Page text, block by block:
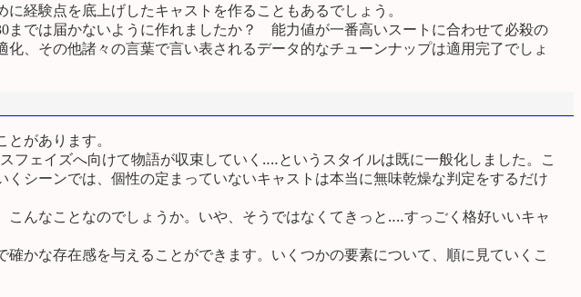
経験点を底上げしたキャストを作ることもあるでしょう。
では届かないように作れましたか？ 能力値が一番高いスートに合わせて必殺の
その他諸々の言葉で言い表されるデータ的なチューンナップは適用完了でしょ
があります。
ェイズへ向けて物語が収束していく‥‥というスタイルは既に一般化しました。こ
シーンでは、個性の定まっていないキャストは本当に無味乾燥な判定をするだけ
んなことなのでしょうか。いや、そうではなくてきっと‥‥すっごく格好いいキャ
かな存在感を与えることができます。いくつかの要素について、順に見ていくこ